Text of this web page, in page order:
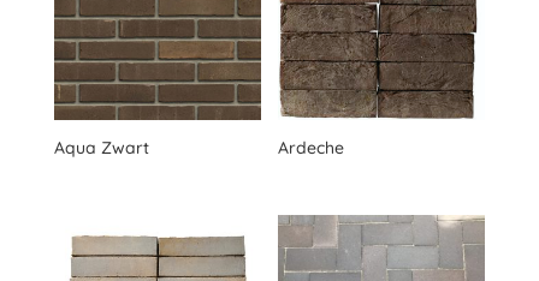
Aqua Zwart Ardeche